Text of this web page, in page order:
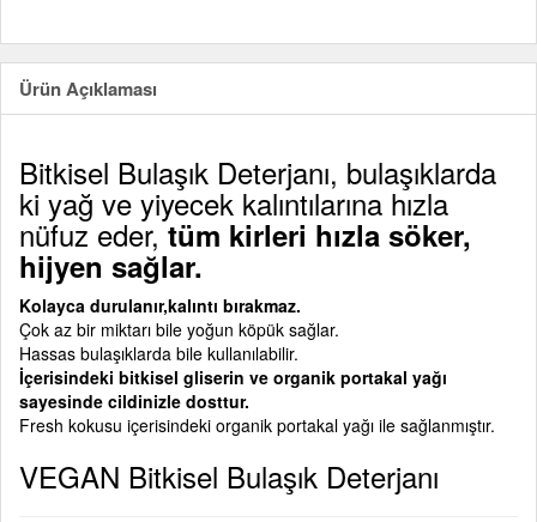
Ürün Açıklaması
Bitkisel Bulaşık Deterjanı, bulaşıklarda
ki yağ ve yiyecek kalıntılarına hızla
nüfuz eder,tüm kirleri hızla söker,
hijyen sağlar.
Kolayca durulanır,kalıntı bırakmaz.
Çok az bir miktarı bile yoğun köpük sağlar.
Hassas bulaşıklarda bile kullanılabilir.
İçerisindeki bitkisel gliserin ve organik portakal yağı
sayesinde cildinizle dosttur.
Fresh kokusu içerisindeki organik portakal yağı ile sağlanmıştır.
VEGAN Bitkisel Bulaşık Deterjanı